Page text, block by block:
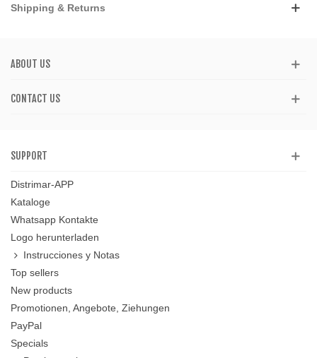
Shipping & Returns
ABOUT US
CONTACT US
SUPPORT
Distrimar-APP
Kataloge
Whatsapp Kontakte
Logo herunterladen
Instrucciones y Notas
Top sellers
New products
Promotionen, Angebote, Ziehungen
PayPal
Specials